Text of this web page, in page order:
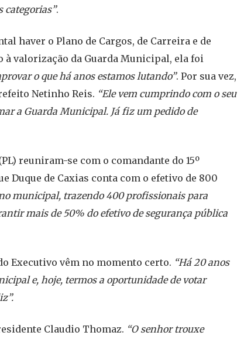
categorias”.
haver o Plano de Cargos, de Carreira e de
à valorização da Guarda Municipal, ela foi
o que há anos estamos lutando”. Por sua vez,
Netinho Reis. “Ele vem cumprindo com o seu
a Guarda Municipal. Já fiz um pedido de
reuniram-se com o comandante do 15º
de Caxias conta com o efetivo de 800
municipal, trazendo 400 profissionais para
mais de 50% do efetivo de segurança pública
Executivo vêm no momento certo. “Há 20 anos
e, hoje, termos a oportunidade de votar
Claudio Thomaz. “O senhor trouxe